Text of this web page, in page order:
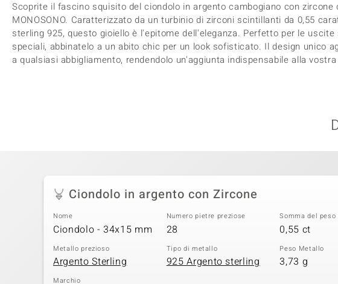
Scoprite il fascino squisito del ciondolo in argento cambogiano con zircone
MONOSONO. Caratterizzato da un turbinio di zirconi scintillanti da 0,55
sterling 925, questo gioiello è l'epitome dell'eleganza. Perfetto per le
speciali, abbinatelo a un abito chic per un look sofisticato. Il design unico
a qualsiasi abbigliamento, rendendolo un'aggiunta indispensabile alla
Ciondolo in argento con Zircone
Nome
Ciondolo - 34x15 mm
Numero pietre preziose
28
Somma del
0,55 ct
Metallo prezioso
Argento Sterling
Tipo di metallo
925 Argento sterling
Peso Metallo
3,73 g
Marchio